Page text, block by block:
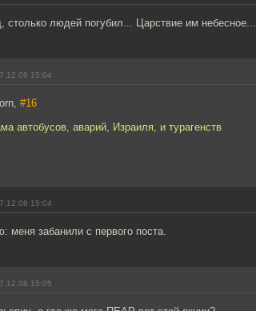
столько людей погубил... Царствие им небесное...
15:04
#16
автобусов, аварий, Израиля, и турагенств
15:04
меня забанили с первого поста.
15:05